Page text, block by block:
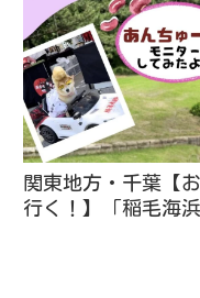
関東地方・千葉【
行く！】「稲毛海